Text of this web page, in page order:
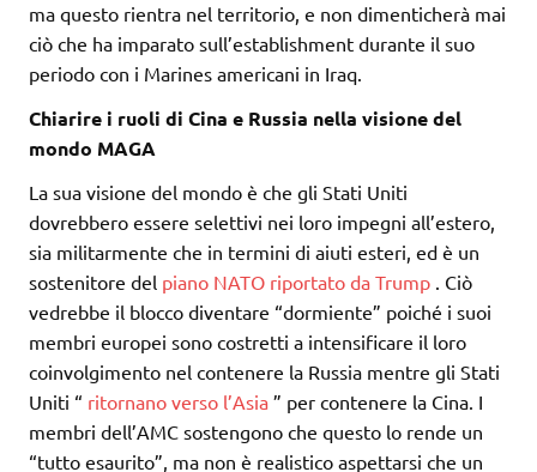
ma questo rientra nel territorio, e non dimenticherà mai
ciò che ha imparato sull’establishment durante il suo
periodo con i Marines americani in Iraq.
Chiarire i ruoli di Cina e Russia nella visione del
mondo MAGA
La sua visione del mondo è che gli Stati Uniti
dovrebbero essere selettivi nei loro impegni all’estero,
sia militarmente che in termini di aiuti esteri, ed è un
sostenitore del piano NATO riportato da Trump . Ciò
vedrebbe il blocco diventare “dormiente” poiché i suoi
membri europei sono costretti a intensificare il loro
coinvolgimento nel contenere la Russia mentre gli Stati
Uniti “ ritornano verso l’Asia ” per contenere la Cina. I
membri dell’AMC sostengono che questo lo rende un
“tutto esaurito”, ma non è realistico aspettarsi che un